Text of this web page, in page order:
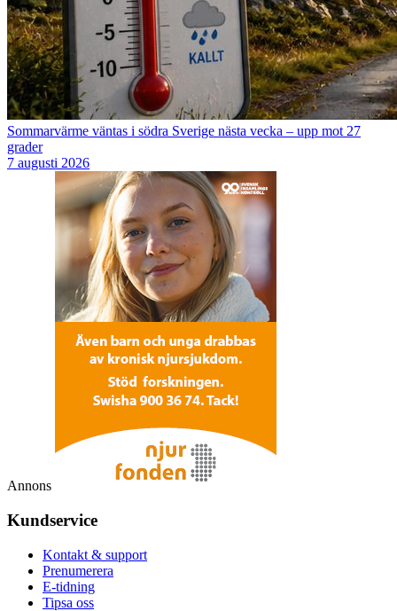
Sommarvärme väntas i södra Sverige nästa vecka – upp mot 27
grader
7 augusti 2026
Annons
Kundservice
Kontakt & support
Prenumerera
E-tidning
Tipsa oss